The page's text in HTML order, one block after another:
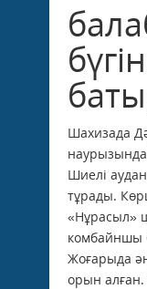
Шахизада
наурызында
Шиелі
тұрады.
«Нұрасыл»
комбайншы
Жоғарыда
орын алған.